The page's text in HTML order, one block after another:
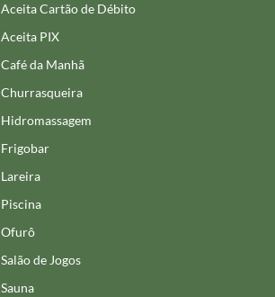
Aceita Cartão de Débito
Aceita PIX
Café da Manhã
Churrasqueira
Hidromassagem
Frigobar
Lareira
Piscina
Ofurô
Salão de Jogos
Sauna